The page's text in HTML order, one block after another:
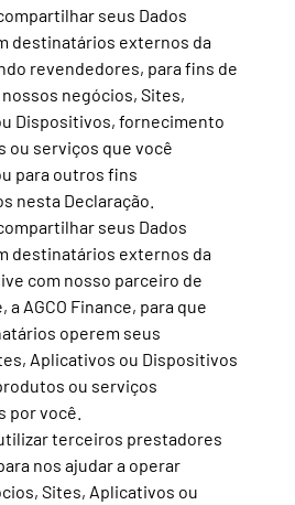
seus Dados
destinatários externos da
revendedores, para fins de
negócios, Sites,
Dispositivos, fornecimento
ou serviços que você
para outros fins
nesta Declaração.
seus Dados
destinatários externos da
com nosso parceiro de
AGCO Finance, para que
operem seus
Aplicativos ou Dispositivos
ou serviços
por você.
terceiros prestadores
nos ajudar a operar
Sites, Aplicativos ou